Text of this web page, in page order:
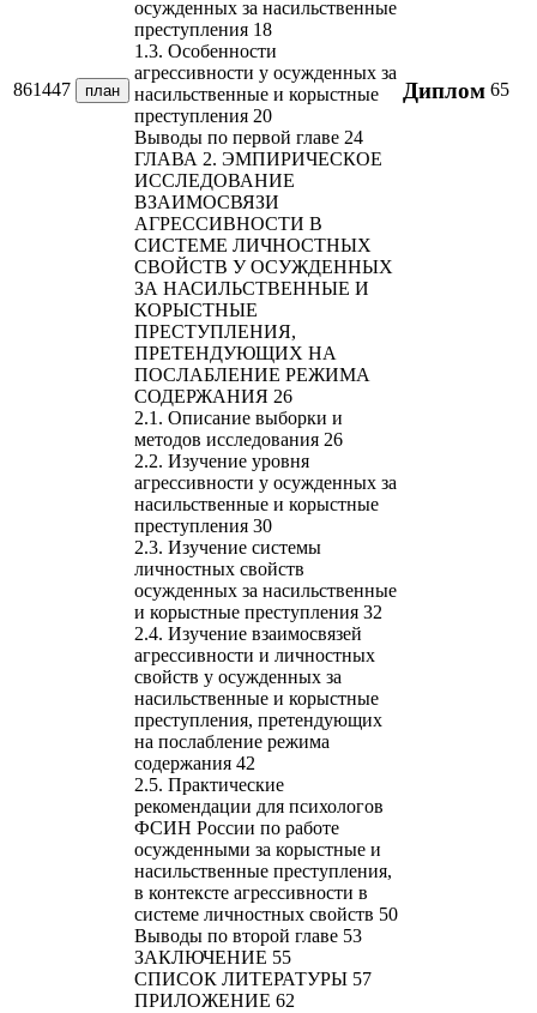
861447 план
осужденных за насильственные
преступления 18
1.3. Особенности
агрессивности у осужденных за
насильственные и корыстные
преступления 20
Выводы по первой главе 24
ГЛАВА 2. ЭМПИРИЧЕСКОЕ
ИССЛЕДОВАНИЕ
ВЗАИМОСВЯЗИ
АГРЕССИВНОСТИ В
СИСТЕМЕ ЛИЧНОСТНЫХ
СВОЙСТВ У ОСУЖДЕННЫХ
ЗА НАСИЛЬСТВЕННЫЕ И
КОРЫСТНЫЕ
ПРЕСТУПЛЕНИЯ,
ПРЕТЕНДУЮЩИХ НА
ПОСЛАБЛЕНИЕ РЕЖИМА
СОДЕРЖАНИЯ 26
2.1. Описание выборки и
методов исследования 26
2.2. Изучение уровня
агрессивности у осужденных за
насильственные и корыстные
преступления 30
2.3. Изучение системы
личностных свойств
осужденных за насильственные
и корыстные преступления 32
2.4. Изучение взаимосвязей
агрессивности и личностных
свойств у осужденных за
насильственные и корыстные
преступления, претендующих
на послабление режима
содержания 42
2.5. Практические
рекомендации для психологов
ФСИН России по работе
осужденными за корыстные и
насильственные преступления,
в контексте агрессивности в
системе личностных свойств 50
Выводы по второй главе 53
ЗАКЛЮЧЕНИЕ 55
СПИСОК ЛИТЕРАТУРЫ 57
ПРИЛОЖЕНИЕ 62
Диплом 65